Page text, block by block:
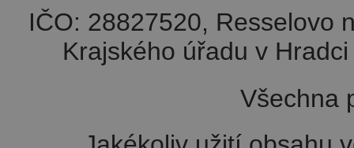
IČO: 28827520, Resselovo
Krajského úřadu v
Všechna